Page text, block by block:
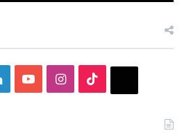
LinkedInYouTubeInstagram